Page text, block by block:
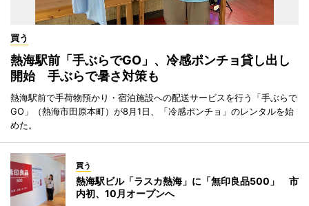
買う
熱海駅前「手ぶらでGO」、冷感ポンチョ貸し出し
開始 手ぶらで暑さ対策も
熱海駅前で手荷物預かり・宿泊施設への配送サービスを行う「手ぶらで
GO」（熱海市田原本町）が8月1日、「冷感ポンチョ」のレンタルを始
めた。
買う
熱海駅ビル「ラスカ熱海」に「無印良品500」 市
内初、10月オープンへ